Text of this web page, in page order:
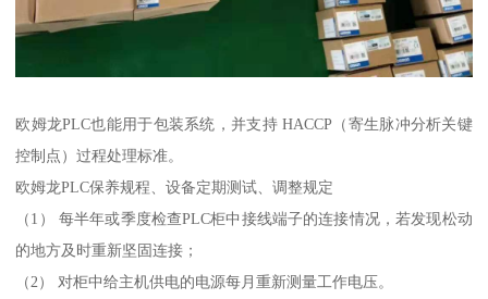
欧姆龙PLC也能用于包装系统，并支持 HACCP（寄生脉冲分析关键
控制点）过程处理标准。
欧姆龙PLC保养规程、设备定期测试、调整规定
（1） 每半年或季度检查PLC柜中接线端子的连接情况，若发现松动
的地方及时重新坚固连接；
（2） 对柜中给主机供电的电源每月重新测量工作电压。